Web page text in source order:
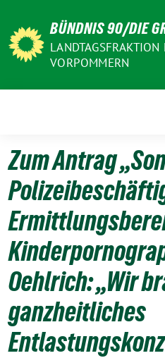
zum
Inhalt
BÜNDNIS 90/DIE
LANDTAGSFRAKTION
VORPOMMERN
Zum Antrag
Oehlrich: „Wir
ganzheitliches